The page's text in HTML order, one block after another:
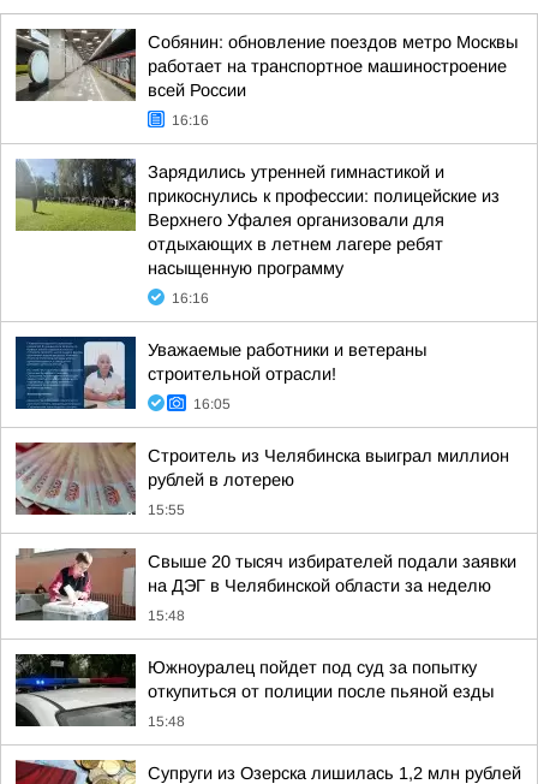
Собянин: обновление поездов метро Москвы
работает на транспортное машиностроение
всей России
16:16
Зарядились утренней гимнастикой и
прикоснулись к профессии: полицейские из
Верхнего Уфалея организовали для
отдыхающих в летнем лагере ребят
насыщенную программу
16:16
Уважаемые работники и ветераны
строительной отрасли!
16:05
Строитель из Челябинска выиграл миллион
рублей в лотерею
15:55
Свыше 20 тысяч избирателей подали заявки
на ДЭГ в Челябинской области за неделю
15:48
Южноуралец пойдет под суд за попытку
откупиться от полиции после пьяной езды
15:48
Супруги из Озерска лишилась 1,2 млн рублей